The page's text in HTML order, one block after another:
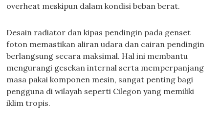
overheat meskipun dalam kondisi beban berat.
Desain radiator dan kipas pendingin pada genset
foton memastikan aliran udara dan cairan pendingin
berlangsung secara maksimal. Hal ini membantu
mengurangi gesekan internal serta memperpanjang
masa pakai komponen mesin, sangat penting bagi
pengguna di wilayah seperti Cilegon yang memiliki
iklim tropis.